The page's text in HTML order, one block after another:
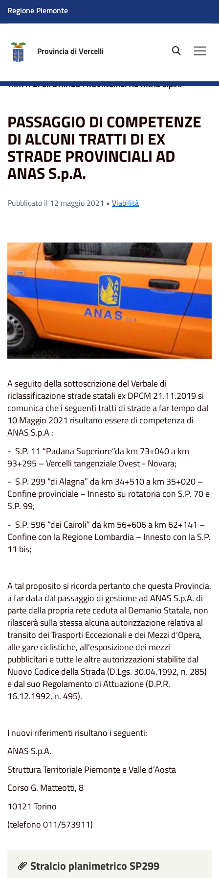
Regione Piemonte
Provincia di Vercelli site.searc
TRATTI DI EX STRADE PROVINCIALI AD ANAS S.p.A.
PASSAGGIO DI COMPETENZE
DI ALCUNI TRATTI DI EX
STRADE PROVINCIALI AD
ANAS S.p.A.
Pubblicato il 12 maggio 2021 • Viabilità
A seguito della sottoscrizione del Verbale di
riclassificazione strade statali ex DPCM 21.11.2019 si
comunica che i seguenti tratti di strade a far tempo dal
10 Maggio 2021 risultano essere di competenza di
ANAS S.p.A :
- S.P. 11 “Padana Superiore”da km 73+040 a km
93+295 – Vercelli tangenziale Ovest - Novara;
- S.P. 299 “di Alagna” da km 34+510 a km 35+020 –
Confine provinciale – Innesto su rotatoria con S.P. 70 e
S.P. 99;
- S.P. 596 “dei Cairoli” da km 56+606 a km 62+141 –
Confine con la Regione Lombardia – Innesto con la S.P.
11 bis;
A tal proposito si ricorda pertanto che questa Provincia,
a far data dal passaggio di gestione ad ANAS S.p.A. di
parte della propria rete ceduta al Demanio Statale, non
rilascerà sulla stessa alcuna autorizzazione relativa al
transito dei Trasporti Eccezionali e dei Mezzi d’Opera,
alle gare ciclistiche, all’esposizione dei mezzi
pubblicitari e tutte le altre autorizzazioni stabilite dal
Nuovo Codice della Strada (D.Lgs. 30.04.1992, n. 285)
e dal suo Regolamento di Attuazione (D.P.R.
16.12.1992, n. 495).
I nuovi riferimenti risultano i seguenti:
ANAS S.p.A.
Struttura Territoriale Piemonte e Valle d’Aosta
Corso G. Matteotti, 8
10121 Torino
(telefono 011/573911)
Stralcio planimetrico SP299